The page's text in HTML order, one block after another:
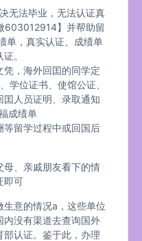
无法毕业，无法认证真
603012914】并帮助留
单，真实认证、成绩单
。
，海外回囯的同学定
学位证书、使馆公证、
人员证明、录取通知
成绩单
等留学过程中或回国后
母、亲戚朋友看下的情
即可
生意的情况a，这些单位
内没有渠道去查询国外
认证。鉴于此，办理